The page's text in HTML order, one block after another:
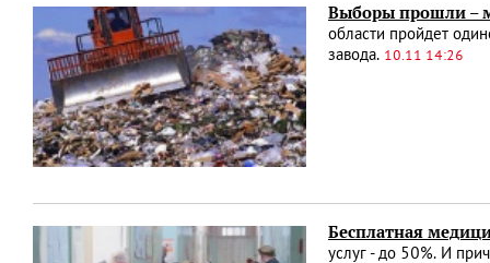
Выборы прошли –
области пройдет
завода. 10.11 14:26
Бесплатная
услуг - до 50%. И